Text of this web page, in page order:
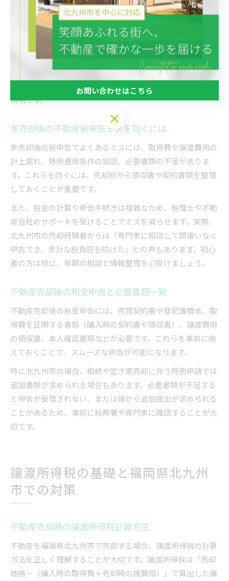
う。特に、特例や控除の適用漏れ、書類不備による申告ミス
がトラブルの原因となりやすいです。
実際に「早めに専門家へ相談することで必要書類が揃い、ス
ムーズに申告できた」といった成功例も多く見られます。逆
に、自己判断で進めてしまうと後から追徴課税や延滞税が発
生するリスクもあるため、専門家のサポートを活用するのが
賢明です。
家売却後の不動産税申告ミスを防ぐには
家売却後の税申告でよくあるミスには、取得費や譲渡費用の
計上漏れ、特例適用条件の誤認、必要書類の不足がありま
す。これらを防ぐには、売却前から領収書や契約書類を整理
しておくことが重要です。
また、税金の計算や申告手続きは複雑なため、税理士や不動
産会社のサポートを受けることでミスを減らせます。実際、
北九州市の売却経験者からは「専門家に相談して間違いなく
申告でき、余計な税負担を防げた」との声もあります。初心
者の方は特に、早期の相談と情報整理を心掛けましょう。
不動産売却後の税金申告と必要書類一覧
不動産売却後の税金申告には、売買契約書や登記簿謄本、取
得費を証明する書類（購入時の契約書や領収書）、譲渡費用
の領収書、本人確認書類などが必要です。これらを事前に揃
えておくことで、スムーズな申告が可能になります。
特に北九州市の場合、相続や空き家売却に伴う特例申請では
追加書類が求められる場合もあります。必要書類が不足する
と申告が受理されない、または後から追加提出が求められる
ことがあるため、事前に税務署や専門家に確認することが大
切です。
譲渡所得税の基礎と福岡県北九州
市での対策
不動産売却時の譲渡所得税計算方法
不動産を福岡県北九州市で売却する場合、譲渡所得税の計算
方法を正しく理解することが大切です。譲渡所得税は「売却
価格－（購入時の取得費＋売却時の諸費用）」で算出した譲
お問い合わせはこちら
お問い合わせはこちら